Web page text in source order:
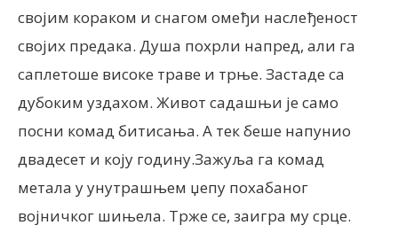
својим кораком и снагом омеђи наслеђеност
својих предака. Душа похрли напред, али га
саплетоше високе траве и трње. Застаде са
дубоким уздахом. Живот садашњи је само
посни комад битисања. А тек беше напунио
двадесет и коју годину.Зажуља га комад
метала у унутрашњем џепу похабаног
војничког шињела. Трже се, заигра му срце.